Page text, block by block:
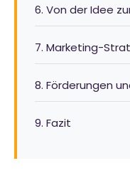
6. Von der Idee
7. Marketing-
8. Förderungen
9. Fazit